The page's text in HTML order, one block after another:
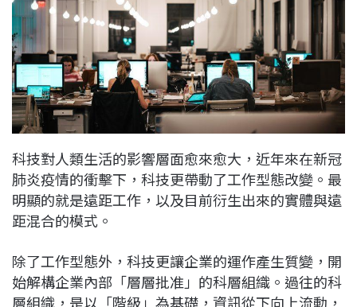
科技對人類生活的影響層面愈來愈大，近年來在新冠
肺炎疫情的衝擊下，科技更帶動了工作型態改變。最
明顯的就是遠距工作，以及目前衍生出來的實體與遠
距混合的模式。
除了工作型態外，科技更讓企業的運作產生質變，開
始解構企業內部「層層批准」的科層組織。過往的科
層組織，是以「階級」為基礎，資訊從下向上流動，